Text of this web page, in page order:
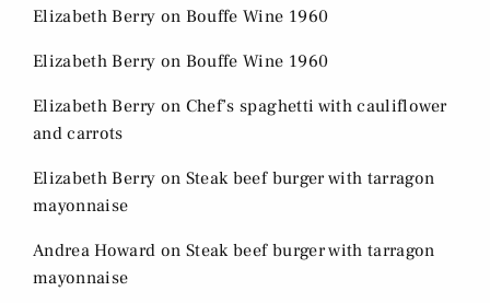
Elizabeth Berry on Bouffe Wine 1960
Elizabeth Berry on Bouffe Wine 1960
Elizabeth Berry on Chef’s spaghetti with cauliflower
and carrots
Elizabeth Berry on Steak beef burger with tarragon
mayonnaise
Andrea Howard on Steak beef burger with tarragon
mayonnaise